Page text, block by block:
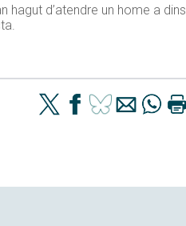
hagut d’atendre un home a dins